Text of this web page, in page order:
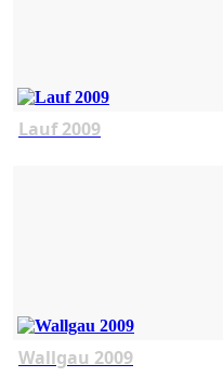
Lauf 2009
Wallgau 2009